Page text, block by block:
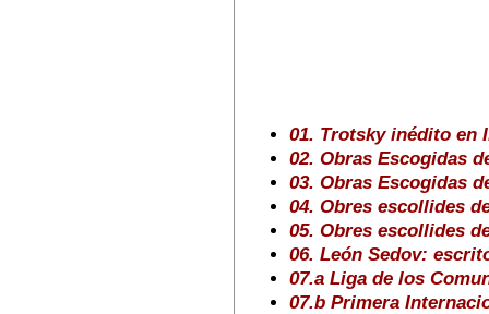
01. Trotsky inédito en
02. Obras Escogidas
03. Obras Escogidas
04. Obres escollides
05. Obres escollides
06. León Sedov:
07.a Liga de los
07.b Primera